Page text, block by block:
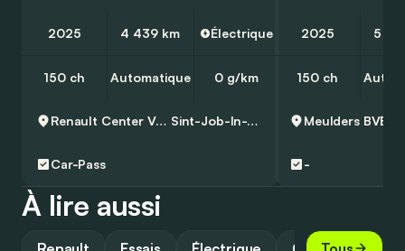
2025 4 439 km Électrique
150 ch Automatique 0 g/km
Renault Center Van Trier Sint-Job-In-T-Goor
Car-Pass
2025 5
150 ch
Meulders BVBA
-
À lire aussi